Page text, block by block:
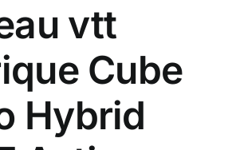
vtt
Cube
Hybrid